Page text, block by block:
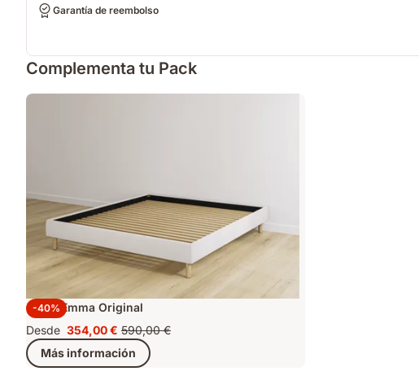
Garantía de reembolso
Complementa tu Pack
-40%
Cama Emma Original
Desde Precio
354,00 €
354,00 € Precio
original
590,00 €
590,00 €
Más información